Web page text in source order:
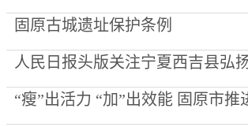
固原古城遗址保护条例
人民日报头版关注宁夏西吉县弘